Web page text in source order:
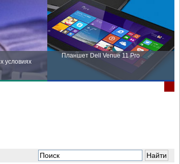
условиях
Планшет Dell Venue 11 Pro